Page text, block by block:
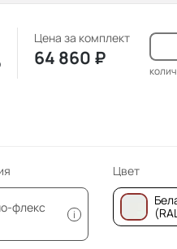
Цена за комплект
64 860 ₽
флекс
i
Цвет